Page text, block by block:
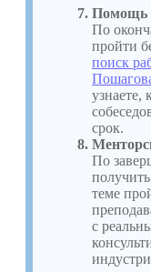
Помощь
По
пройти
поиск
узнаете,
срок.
По
получить
теме
с